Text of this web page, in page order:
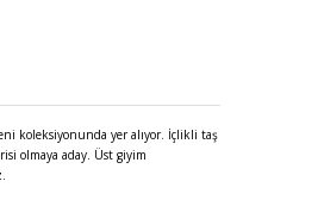
koleksiyonunda yer alıyor. İçlikli taş
olmaya aday. Üst giyim